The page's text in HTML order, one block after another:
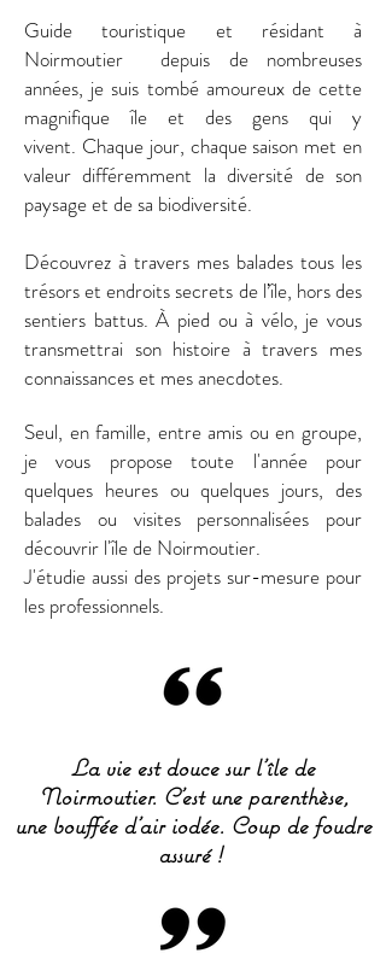
Guide touristique et résidant à
Noirmoutier depuis de nombreuses
années, je suis tombé amoureux de cette
magnifique île et des gens qui y
vivent. Chaque jour, chaque saison met en
valeur différemment la diversité de son
paysage et de sa biodiversité.
Découvrez à travers mes balades tous les
trésors et endroits secrets de l’île, hors des
sentiers battus. À pied ou à vélo, je vous
transmettrai son histoire à travers mes
connaissances et mes anecdotes.
Seul, en famille, entre amis ou en groupe,
je vous propose toute l'année pour
quelques heures ou quelques jours, des
balades ou visites personnalisées pour
découvrir l'île de Noirmoutier.
J'étudie aussi des projets sur-mesure pour
les professionnels.
La vie est douce sur l’île de
Noirmoutier. C’est une parenthèse,
une bouffée d’air iodée. Coup de foudre
assuré !